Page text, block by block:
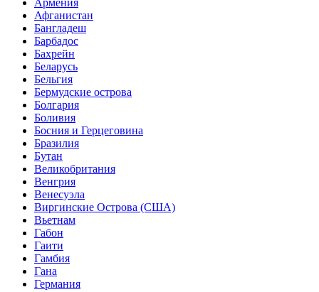
Афганистан
Бангладеш
Барбадос
Бахрейн
Беларусь
Бельгия
Бермудские острова
Болгария
Боливия
Босния и Герцеговина
Бразилия
Бутан
Великобритания
Венгрия
Венесуэла
Виргинские Острова (США)
Вьетнам
Габон
Гаити
Гамбия
Гана
Германия